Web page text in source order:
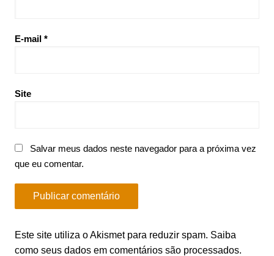
E-mail *
Site
Salvar meus dados neste navegador para a próxima vez
que eu comentar.
Este site utiliza o Akismet para reduzir spam. Saiba
como seus dados em comentários são processados.